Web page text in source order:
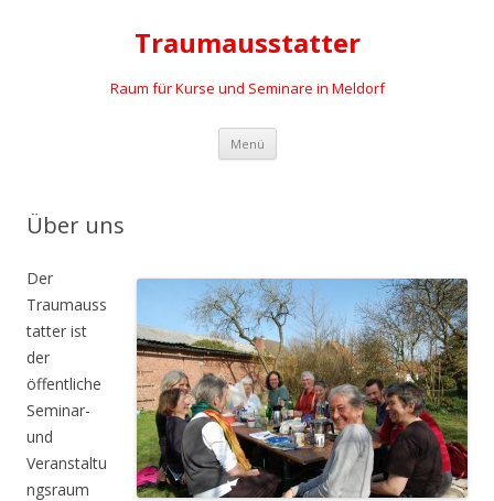
Traumausstatter
Raum für Kurse und Seminare in Meldorf
Menü Springe
Inhalt
Über uns
Der
Traumauss
tatter ist
der
öffentliche
Seminar-
und
Veranstaltu
ngsraum